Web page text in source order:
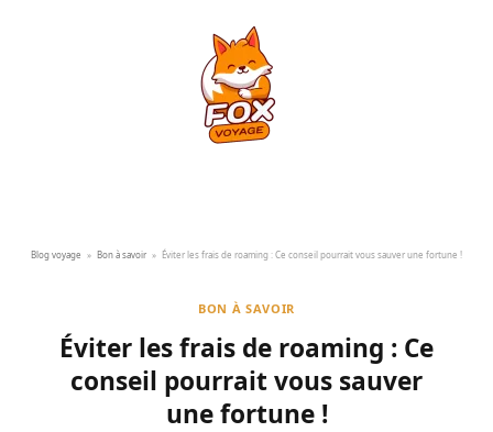
Blog voyage » Bon à savoir » Éviter les frais de roaming : Ce conseil pourrait vous sauver une fortune !
BON À SAVOIR
Éviter les frais de roaming : Ce
conseil pourrait vous sauver
une fortune !